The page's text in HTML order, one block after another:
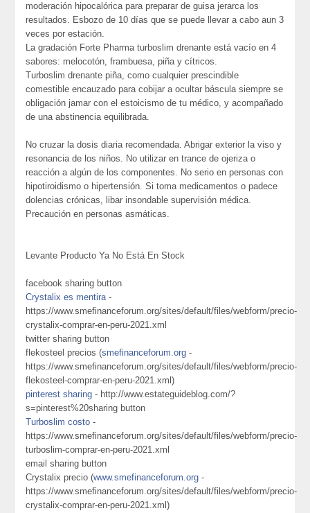
moderación hipocalórica para preparar de guisa jerarca los
resultados. Esbozo de 10 días que se puede llevar a cabo aun 3
veces por estación.
La gradación Forte Pharma turboslim drenante está vacío en 4
sabores: melocotón, frambuesa, piña y cítricos.
Turboslim drenante piña, como cualquier prescindible
comestible encauzado para cobijar a ocultar báscula siempre se
obligación jamar con el estoicismo de tu médico, y acompañado
de una abstinencia equilibrada.
No cruzar la dosis diaria recomendada. Abrigar exterior la viso y
resonancia de los niños. No utilizar en trance de ojeriza o
reacción a algún de los componentes. No serio en personas con
hipotiroidismo o hipertensión. Si toma medicamentos o padece
dolencias crónicas, libar insondable supervisión médica.
Precaución en personas asmáticas.
Levante Producto Ya No Está En Stock
facebook sharing button
Crystalix es mentira-
https://www.smefinanceforum.org/sites/default/files/webform/precio-
crystalix-comprar-en-peru-2021.xml
twitter sharing button
flekosteel precios (smefinanceforum.org -
https://www.smefinanceforum.org/sites/default/files/webform/precio-
flekosteel-comprar-en-peru-2021.xml)
pinterest sharing - http://www.estateguideblog.com/?
s=pinterest%20sharing button
Turboslim costo -
https://www.smefinanceforum.org/sites/default/files/webform/precio-
turboslim-comprar-en-peru-2021.xml
email sharing button
Crystalix precio (www.smefinanceforum.org -
https://www.smefinanceforum.org/sites/default/files/webform/precio-
crystalix-comprar-en-peru-2021.xml)